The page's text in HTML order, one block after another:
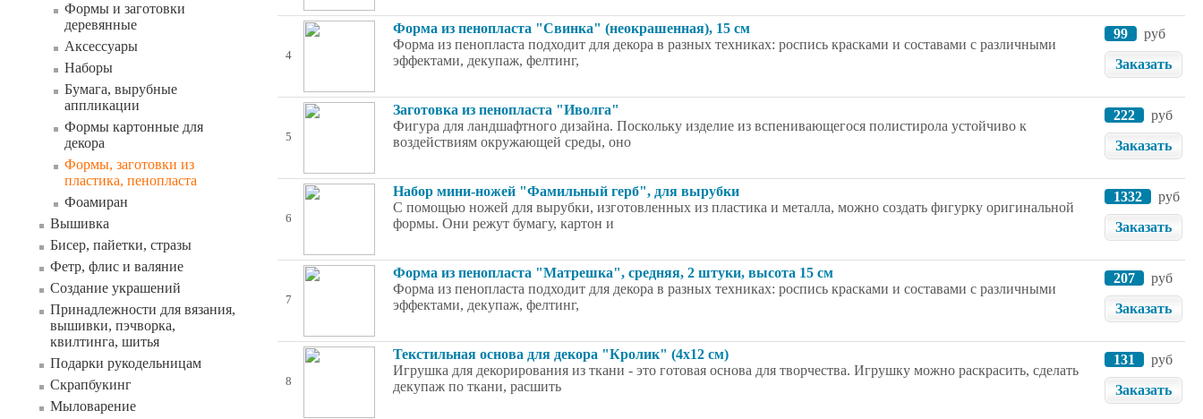
Формы и заготовки
деревянные
Аксессуары
Наборы
Бумага, вырубные
аппликации
Формы картонные для
декора
Формы, заготовки из
пластика, пенопласта
Фоамиран
Вышивка
Бисер, пайетки, стразы
Фетр, флис и валяние
Создание украшений
Принадлежности для вязания,
вышивки, пэчворка,
квилтинга, шитья
Подарки рукодельницам
Скрапбукинг
Мыловарение
4
Форма из пенопласта "Свинка" (неокрашенная), 15 см
Форма из пенопласта подходит для декора в разных техниках: роспись красками и составами с различными
эффектами, декупаж, фелтинг,
99
руб
Заказать
5
Заготовка из пенопласта "Иволга"
Фигура для ландшафтного дизайна. Поскольку изделие из вспенивающегося полистирола устойчиво к
воздействиям окружающей среды, оно
222
руб
Заказать
6
Набор мини-ножей "Фамильный герб", для вырубки
С помощью ножей для вырубки, изготовленных из пластика и металла, можно создать фигурку оригинальной
формы. Они режут бумагу, картон и
1332
руб
Заказать
7
Форма из пенопласта "Матрешка", средняя, 2 штуки, высота 15 см
Форма из пенопласта подходит для декора в разных техниках: роспись красками и составами с различными
эффектами, декупаж, фелтинг,
207
руб
Заказать
8
Текстильная основа для декора "Кролик" (4x12 см)
Игрушка для декорирования из ткани - это готовая основа для творчества. Игрушку можно раскрасить, сделать
декупаж по ткани, расшить
131
руб
Заказать